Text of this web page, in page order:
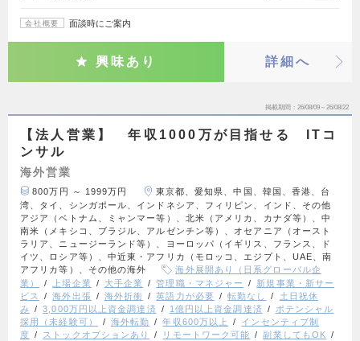
会社概要 面談時にご案内
興味あり 詳細へ
掲載期間 26/08/09～26/08/22
【法人営業】 年収1000万が目指せる ITコ
ンサル
海外営業
800万円 ～ 1999万円
東京都、愛知県、中国、韓国、香港、台
湾、タイ、シンガポール、インドネシア、フィリピン、インド、その他
アジア（ベトナム、ミャンマー等）、北米（アメリカ、カナダ等）、中
南米（メキシコ、ブラジル、アルゼンチン等）、オセアニア（オースト
ラリア、ニュージーランド等）、ヨーロッパ（イギリス、フランス、ド
イツ、ロシア等）、中近東・アフリカ（モロッコ、エジプト、UAE、南
アフリカ等）、その他の海外
海外展開あり（日系グローバル企
業）
上場企業 大手企業 管理職・マネジャー
新規事業・新サー
ビス
海外出張 海外折衝 英語力が必要 転勤なし
土日祝休
み
3,000万円以上資金調達済 1億円以上資金調達済
ポテンシャル
採用（未経験可）
海外転勤 年収600万以上
インセンティブ制
度
ストックオプションあり リモートワーク可能
副業してもOK